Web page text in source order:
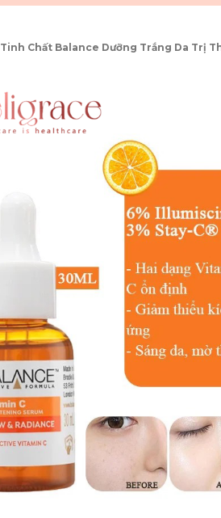
Tinh Chất Balance Dưỡng Trắng Da Trị